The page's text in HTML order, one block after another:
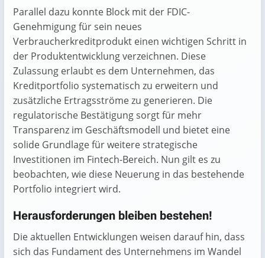
Parallel dazu konnte Block mit der FDIC-
Genehmigung für sein neues
Verbraucherkreditprodukt einen wichtigen Schritt in
der Produktentwicklung verzeichnen. Diese
Zulassung erlaubt es dem Unternehmen, das
Kreditportfolio systematisch zu erweitern und
zusätzliche Ertragsströme zu generieren. Die
regulatorische Bestätigung sorgt für mehr
Transparenz im Geschäftsmodell und bietet eine
solide Grundlage für weitere strategische
Investitionen im Fintech-Bereich. Nun gilt es zu
beobachten, wie diese Neuerung in das bestehende
Portfolio integriert wird.
Herausforderungen bleiben bestehen!
Die aktuellen Entwicklungen weisen darauf hin, dass
sich das Fundament des Unternehmens im Wandel